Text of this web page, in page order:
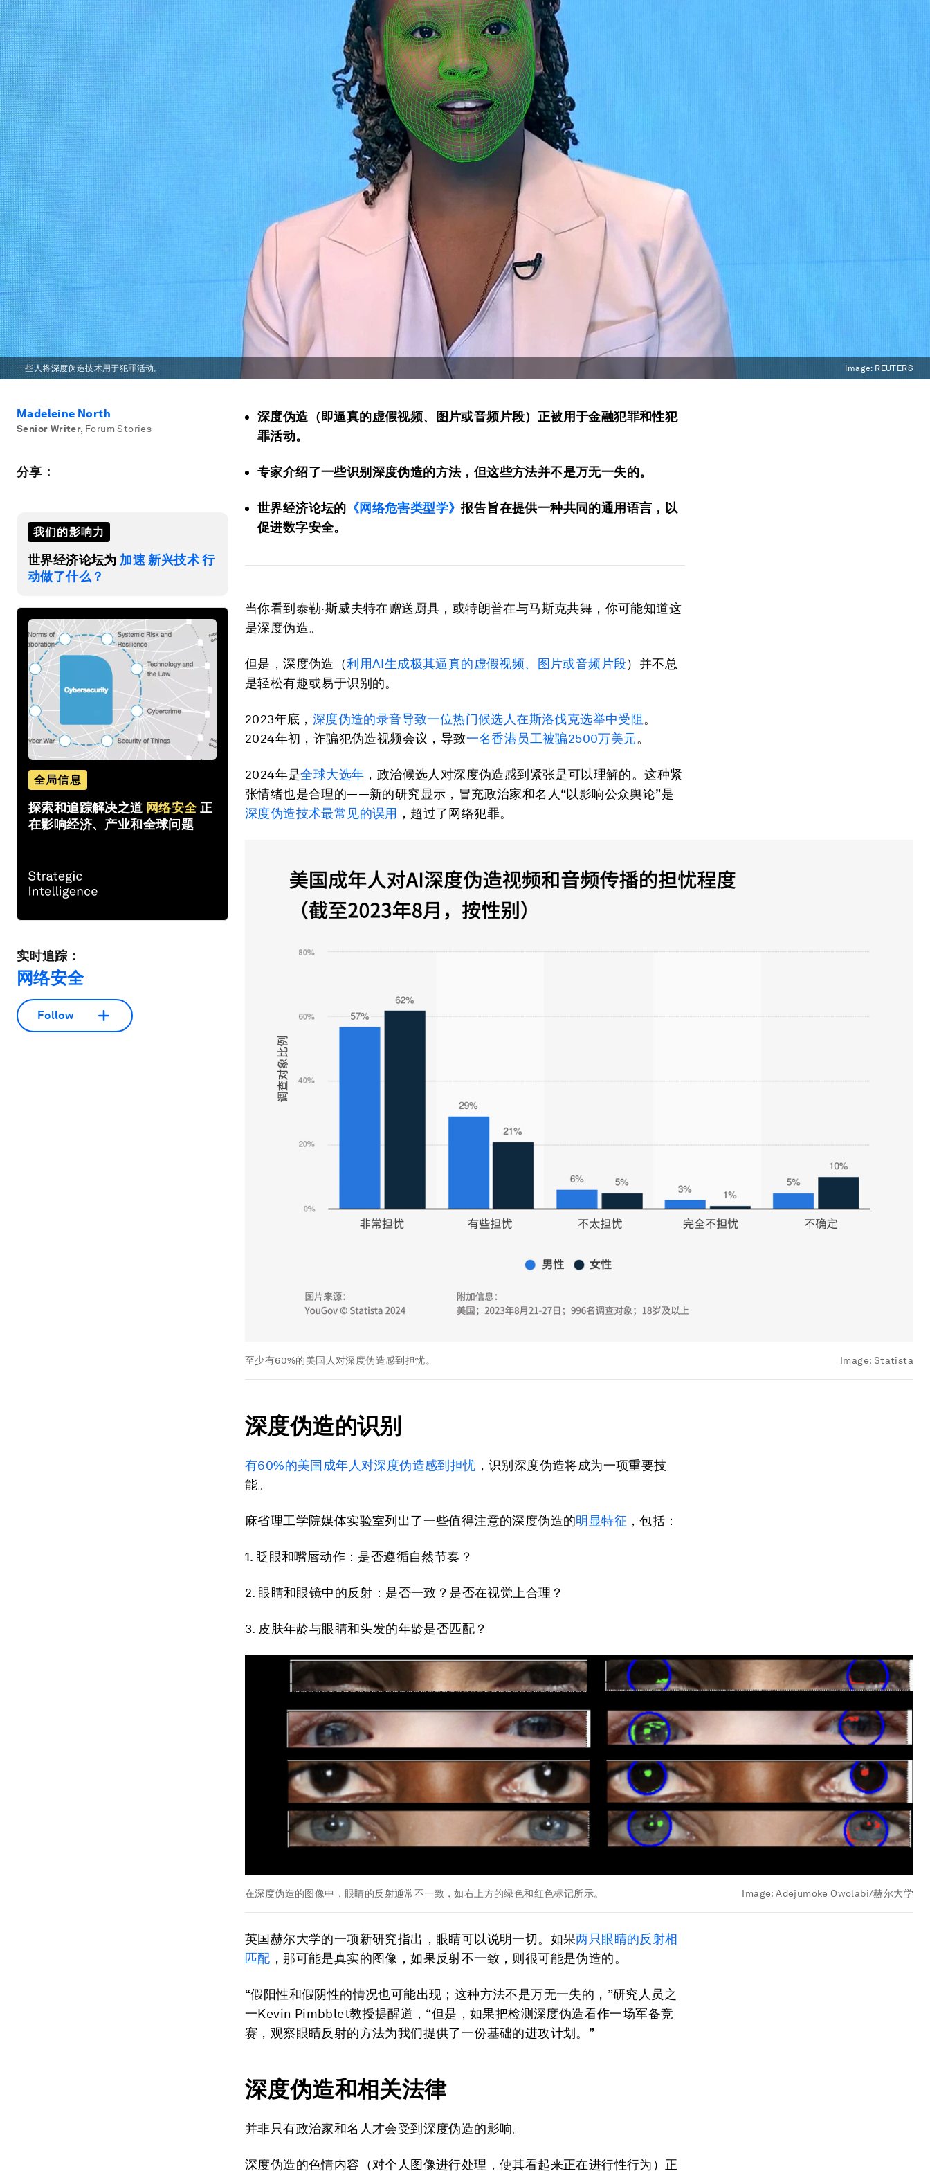
一些人将深度伪造技术用于犯罪活动。 Image: REUTERS
Madeleine North
Senior Writer, Forum Stories
分享：
我们的影响力
世界经济论坛为 加速 新兴技术 行
动做了什么？
全局信息
探索和追踪解决之道 网络安全 正
在影响经济、产业和全球问题
实时追踪：
网络安全
Follow
深度伪造（即逼真的虚假视频、图片或音频片段）正被用于金融犯罪和性犯
罪活动。
专家介绍了一些识别深度伪造的方法，但这些方法并不是万无一失的。
世界经济论坛的 《网络危害类型学》报告旨在提供一种共同的通用语言，以
促进数字安全。
当你看到泰勒·斯威夫特在赠送厨具，或特朗普在与马斯克共舞，你可能知道这
是深度伪造。
但是，深度伪造（利用AI生成极其逼真的虚假视频、图片或音频片段）并不总
是轻松有趣或易于识别的。
2023年底， 深度伪造的录音导致一位热门候选人在斯洛伐克选举中受阻 。
2024年初，诈骗犯伪造视频会议，导致一名香港员工被骗2500万美元。
2024年是全球大选年 ，政治候选人对深度伪造感到紧张是可以理解的。这种紧
张情绪也是合理的——新的研究显示，冒充政治家和名人“以影响公众舆论”是
深度伪造技术最常见的误用 ，超过了网络犯罪。
至少有60%的美国人对深度伪造感到担忧。 Image: Statista
深度伪造的识别
有60%的美国成年人对深度伪造感到担忧 ，识别深度伪造将成为一项重要技
能。
麻省理工学院媒体实验室列出了一些值得注意的深度伪造的明显特征 ，包括：
1. 眨眼和嘴唇动作：是否遵循自然节奏？
2. 眼睛和眼镜中的反射：是否一致？是否在视觉上合理？
3. 皮肤年龄与眼睛和头发的年龄是否匹配？
在深度伪造的图像中，眼睛的反射通常不一致，如右上方的绿色和红色标记所示。 Image:Adejumoke Owolabi/赫尔大学
英国赫尔大学的一项新研究指出，眼睛可以说明一切。如果两只眼睛的反射相
匹配 ，那可能是真实的图像，如果反射不一致，则很可能是伪造的。
“假阳性和假阴性的情况也可能出现；这种方法不是万无一失的，”研究人员之
一Kevin Pimbblet教授提醒道，“但是，如果把检测深度伪造看作一场军备竞
赛，观察眼睛反射的方法为我们提供了一份基础的进攻计划。”
深度伪造和相关法律
并非只有政治家和名人才会受到深度伪造的影响。
深度伪造的色情内容（对个人图像进行处理，使其看起来正在进行性行为）正